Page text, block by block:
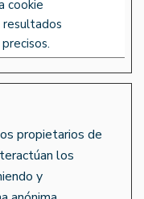
cookie
resultados
propietarios de
los
y